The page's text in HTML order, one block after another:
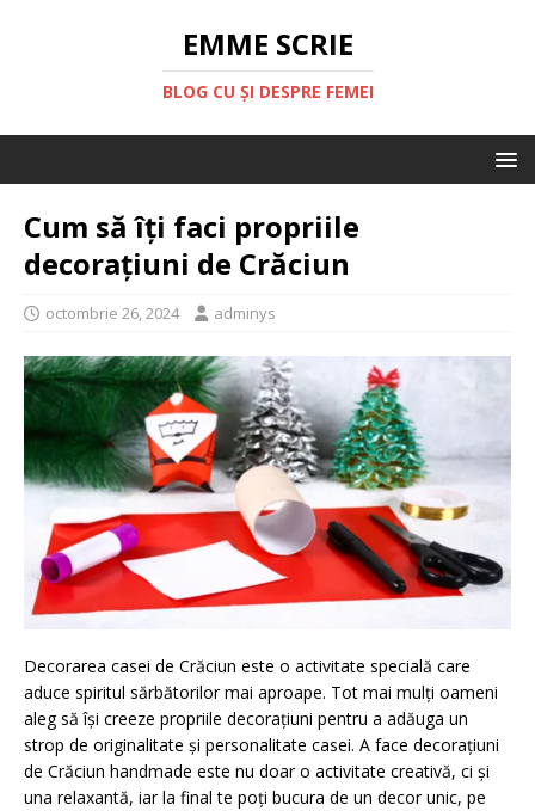
EMME SCRIE
BLOG CU ȘI DESPRE FEMEI
Cum să îți faci propriile
decorațiuni de Crăciun
octombrie 26, 2024 adminys
Decorarea casei de Crăciun este o activitate specială care
aduce spiritul sărbătorilor mai aproape. Tot mai mulți oameni
aleg să își creeze propriile decorațiuni pentru a adăuga un
strop de originalitate și personalitate casei. A face decorațiuni
de Crăciun handmade este nu doar o activitate creativă, ci și
una relaxantă, iar la final te poți bucura de un decor unic, pe